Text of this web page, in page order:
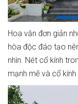
Hoa văn đơn giản
hòa độc đáo tạo
nhìn. Nét cổ kính
mạnh mẽ và cổ kính